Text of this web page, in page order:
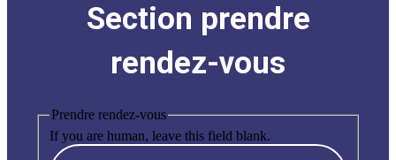
Section prendre
rendez-vous
Prendre rendez-vous
If you are human, leave this field blank.